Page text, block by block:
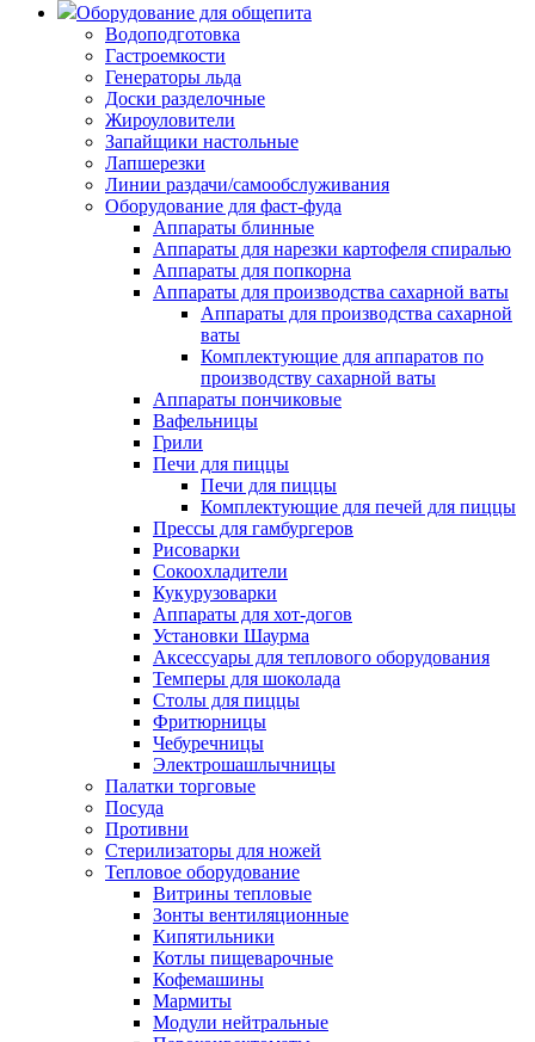
Оборудование для общепита
Водоподготовка
Гастроемкости
Генераторы льда
Доски разделочные
Жироуловители
Запайщики настольные
Лапшерезки
Линии раздачи/самообслуживания
Оборудование для фаст-фуда
Аппараты блинные
Аппараты для нарезки картофеля спиралью
Аппараты для попкорна
Аппараты для производства сахарной ваты
Аппараты для производства сахарной
ваты
Комплектующие для аппаратов по
производству сахарной ваты
Аппараты пончиковые
Вафельницы
Грили
Печи для пиццы
Печи для пиццы
Комплектующие для печей для пиццы
Прессы для гамбургеров
Рисоварки
Сокоохладители
Кукурузоварки
Аппараты для хот-догов
Установки Шаурма
Аксессуары для теплового оборудования
Темперы для шоколада
Столы для пиццы
Фритюрницы
Чебуречницы
Электрошашлычницы
Палатки торговые
Посуда
Противни
Стерилизаторы для ножей
Тепловое оборудование
Витрины тепловые
Зонты вентиляционные
Кипятильники
Котлы пищеварочные
Кофемашины
Мармиты
Модули нейтральные